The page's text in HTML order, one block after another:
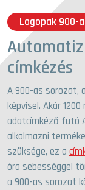
Logopak 900-
címkézés
A 900-as sorozat,
képvisel. Akár
adatcímkéző futó
alkalmazni
szüksége, ez a
óra sebességgel
a 900-as sorozat